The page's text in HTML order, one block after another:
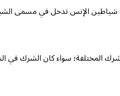
الإنس تدخل في مسمى
المختلفة؛ سواء كان الشرك في